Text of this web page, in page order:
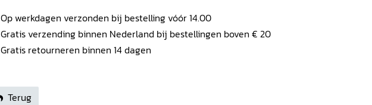
Op werkdagen verzonden bij bestelling vóór 14.00
Gratis verzending binnen Nederland bij bestellingen boven € 20
Gratis retourneren binnen 14 dagen
Terug